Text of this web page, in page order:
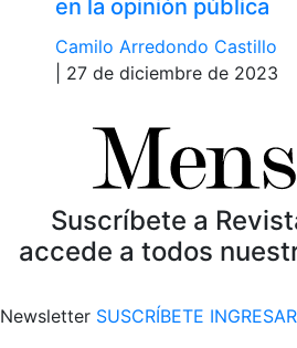
en la opinión pública
Camilo Arredondo Castillo
| 27 de diciembre de 2023
Suscríbete a
accede a todos
Newsletter SUSCRÍBETE INGRESAR